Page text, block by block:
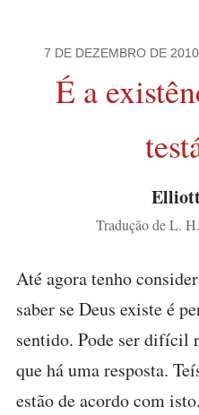
7 DE DEZEMBRO DE
É a
Tradução de L.
Até agora tenho
saber se Deus existe é
sentido. Pode ser difícil
que há uma resposta.
estão de acordo com